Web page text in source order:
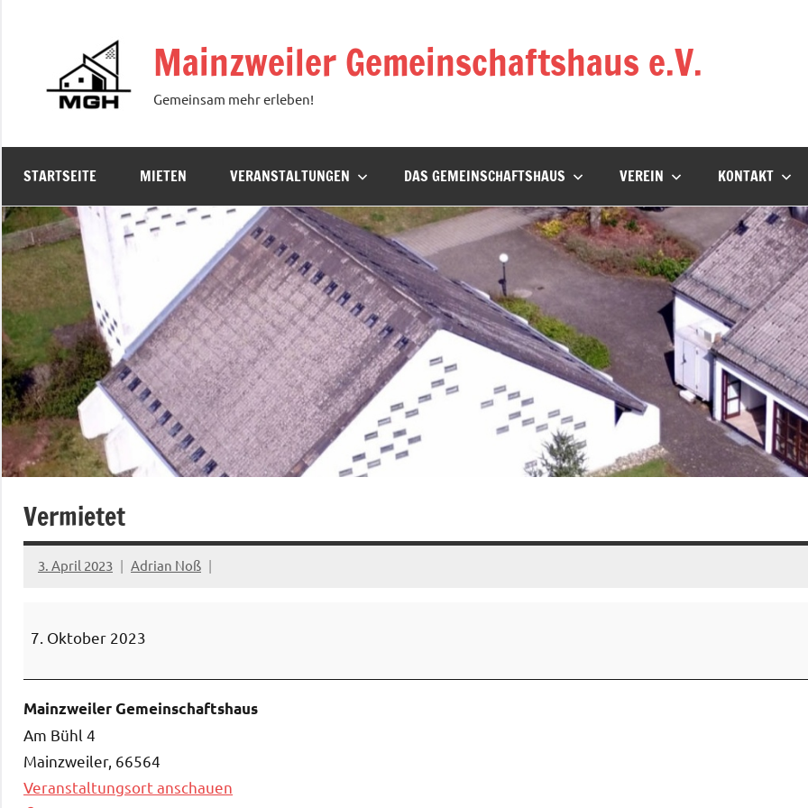
Mainzweiler Gemeinschaftshaus e.V.
Gemeinsam mehr erleben!
STARTSEITE MIETEN VERANSTALTUNGEN DAS GEMEINSCHAFTSHAUS VEREIN KONTAKT
Vermietet
3. April 2023 Adrian Noß
7. Oktober 2023
Mainzweiler Gemeinschaftshaus
Am Bühl 4
Mainzweiler, 66564
Veranstaltungsort anschauen